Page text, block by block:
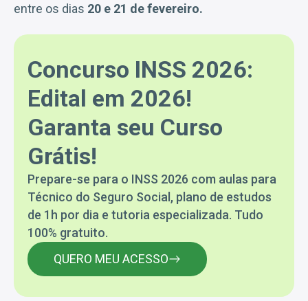
entre os dias 20 e 21 de fevereiro.
Concurso INSS 2026:
Edital em 2026!
Garanta seu Curso
Grátis!
Prepare-se para o INSS 2026 com aulas para
Técnico do Seguro Social, plano de estudos
de 1h por dia e tutoria especializada. Tudo
100% gratuito.
QUERO MEU ACESSO